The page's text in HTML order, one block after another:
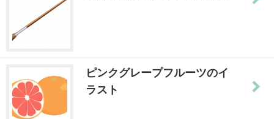
ピンクグレープフルーツのイ
ラスト